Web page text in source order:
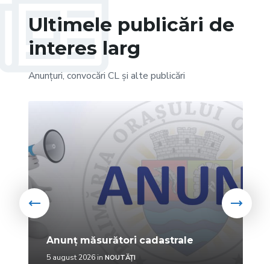
Ultimele publicări de
interes larg
Anunțuri, convocări CL și alte publicări
Anunț măsurători cadastrale
5 august 2026 in NOUTĂȚI
More